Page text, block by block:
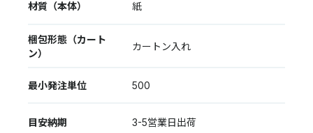
材質（本体） 紙
梱包形態（カート
ン）
カートン入れ
最小発注単位 500
目安納期 3-5営業日出荷